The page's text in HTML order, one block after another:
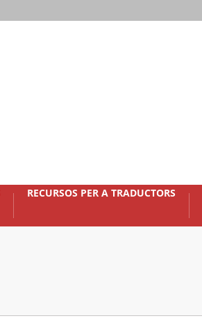
RECURSOS PER A TRADUCTORS